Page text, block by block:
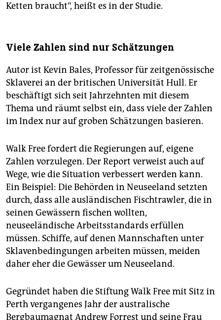
Ketten braucht“, heißt es in der Studie.
Viele Zahlen sind nur Schätzungen
Autor ist Kevin Bales, Professor für zeitgenössische
Sklaverei an der britischen Universität Hull. Er
beschäftigt sich seit Jahrzehnten mit diesem
Thema und räumt selbst ein, dass viele der Zahlen
im Index nur auf groben Schätzungen basieren.
Walk Free fordert die Regierungen auf, eigene
Zahlen vorzulegen. Der Report verweist auch auf
Wege, wie die Situation verbessert werden kann.
Ein Beispiel: Die Behörden in Neuseeland setzten
durch, dass alle ausländischen Fischtrawler, die in
seinen Gewässern fischen wollten,
neuseeländische Arbeitsstandards erfüllen
müssen. Schiffe, auf denen Mannschaften unter
Sklavenbedingungen arbeiten müssen, meiden
daher eher die Gewässer um Neuseeland.
Gegründet haben die Stiftung Walk Free mit Sitz in
Perth vergangenes Jahr der australische
Bergbaumagnat Andrew Forrest und seine Frau